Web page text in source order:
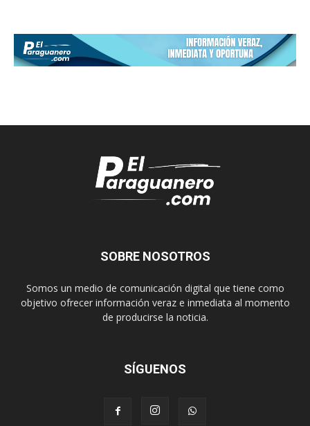
SOBRE NOSOTROS
Somos un medio de comunicación digital que tiene como
objetivo ofrecer información veraz e inmediata al momento
de producirse la noticia.
SÍGUENOS